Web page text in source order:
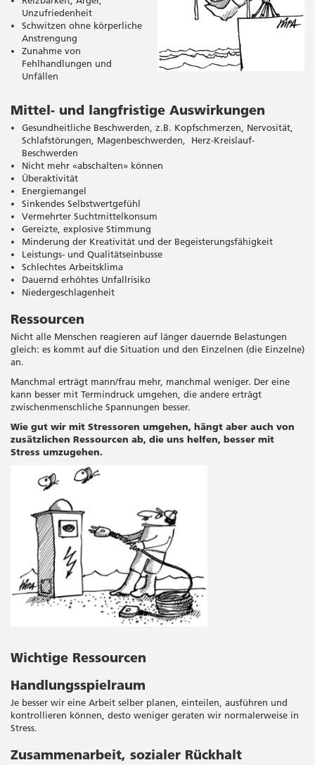
Unzufriedenheit
Schwitzen ohne körperliche
Anstrengung
Zunahme von
Fehlhandlungen und
Unfällen
Mittel- und langfristige Auswirkungen
Gesundheitliche Beschwerden, z.B. Kopfschmerzen, Nervosität,
Schlafstörungen, Magenbeschwerden, Herz-Kreislauf-
Beschwerden
Nicht mehr «abschalten» können
Überaktivität
Energiemangel
Sinkendes Selbstwertgefühl
Vermehrter Suchtmittelkonsum
Gereizte, explosive Stimmung
Minderung der Kreativität und der Begeisterungsfähigkeit
Leistungs- und Qualitätseinbusse
Schlechtes Arbeitsklima
Dauernd erhöhtes Unfallrisiko
Niedergeschlagenheit
Ressourcen
Nicht alle Menschen reagieren auf länger dauernde Belastungen
gleich: es kommt auf die Situation und den Einzelnen (die Einzelne)
an.
Manchmal erträgt mann/frau mehr, manchmal weniger. Der eine
kann besser mit Termindruck umgehen, die andere erträgt
zwischenmenschliche Spannungen besser.
Wie gut wir mit Stressoren umgehen, hängt aber auch von
zusätzlichen Ressourcen ab, die uns helfen, besser mit
Stress umzugehen.
Wichtige Ressourcen
Handlungsspielraum
Je besser wir eine Arbeit selber planen, einteilen, ausführen und
kontrollieren können, desto weniger geraten wir normalerweise in
Stress.
Zusammenarbeit, sozialer Rückhalt